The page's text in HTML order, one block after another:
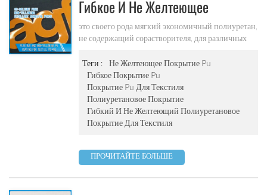
Гибкое И Не Желтеющее
Покрытие Pu Для Текстиля Pu-
403
это своего рода мягкий экономичный полиуретан,
не содержащий сорастворителя, для различных
подложках.
Теги :
Не Желтеющее Покрытие Pu
Гибкое Покрытие Pu
Покрытие Pu Для Текстиля
Полиуретановое Покрытие
Гибкий И Не Желтеющий Полиуретановое
Покрытие Для Текстиля
ПРОЧИТАЙТЕ БОЛЬШЕ